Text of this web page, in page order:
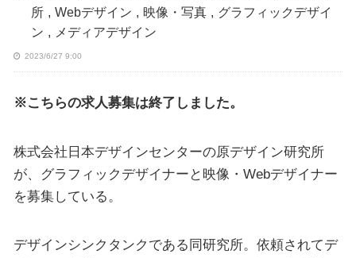
所 , Webデザイン , 映像・写真 , グラフィックデザイ
ン , メディアデザイン
2023/6/27 9:00
※こちらの求人募集は終了しました。
株式会社日本デザインセンターの原デザイン研究所
が、グラフィックデザイナーと映像・Webデザイナー
を募集している。
デザインシンクタンクである同研究所。依頼されてデ